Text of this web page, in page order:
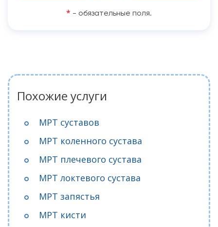
* - обязательные поля.
Похожие услуги
МРТ суставов
МРТ коленного сустава
МРТ плечевого сустава
МРТ локтевого сустава
МРТ запястья
МРТ кисти